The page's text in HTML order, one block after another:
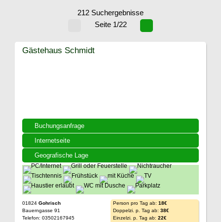
212 Suchergebnisse
Seite 1/22
Buchungsanfrage
Internetseite
Geografische Lage
Gästehaus Schmidt
01824 Gohrisch
Bauerngasse 91
Telefon: 03502167945
Person pro Tag ab: 18€
Doppelzi. p. Tag ab: 38€
Einzelzi. p. Tag ab: 22€